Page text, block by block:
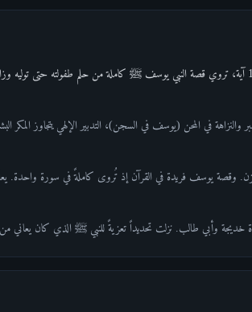
في المحن (يوسف في السجن)، التدبير الإلهي يتجاوز المكر
وقصة يوسف فريدة في القرآن إذ تُروى كاملةً في سورة واحدة.
خديجة وأبي طالب. نزلت تحديداً تعزيةً للنبي ﷺ الذي كان